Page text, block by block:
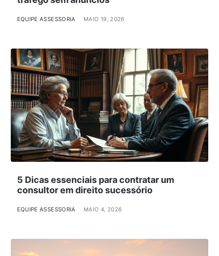
EQUIPE ASSESSORIA MAIO 19, 2026
5 Dicas essenciais para contratar um
consultor em direito sucessório
EQUIPE ASSESSORIA MAIO 4, 2026